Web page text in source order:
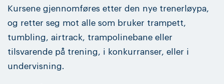
Kursene gjennomføres etter den nye trenerløypa,
og retter seg mot alle som bruker trampett,
tumbling, airtrack, trampolinebane eller
tilsvarende på trening, i konkurranser, eller i
undervisning.